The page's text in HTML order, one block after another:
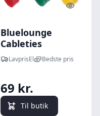
Quick
Bluelounge
Cableties
kabelbinder, lille
- 4 stk
LavprisEl Bedste pris
69 kr.
Til butik